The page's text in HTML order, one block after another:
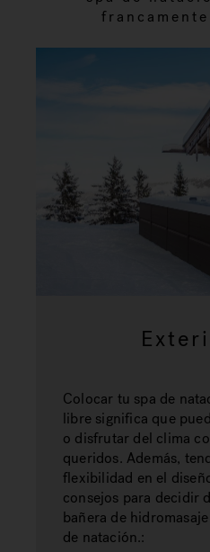
Colocar tu spa de
libre significa que
o disfrutar del clima
queridos. Además,
flexibilidad en el
consejos para decidir
bañera de
de natación.: